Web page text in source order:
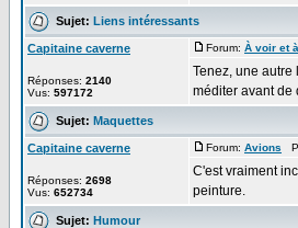
Sujet: Liens intéressants
Capitaine caverne
Réponses: 2140
Vus: 597172
Forum: À voir et
Tenez, une
méditer avant de
Sujet: Maquettes
Capitaine caverne
Réponses: 2698
Vus: 652734
Forum: Avions
C'est vraiment
peinture.
Sujet: Humour